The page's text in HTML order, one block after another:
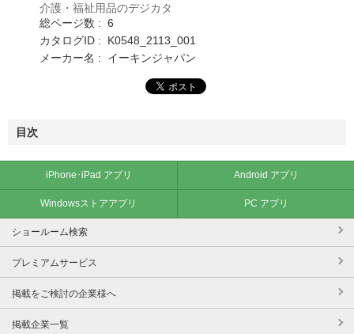
介護・福祉用品のデジカタ
総ページ数 : 6
カタログID : K0548_2113_001
メーカー名 : イーキンジャパン
目次
iPhone･iPad アプリ Android アプリ
Windowsストアアプリ PC アプリ
ショールーム検索
プレミアムサービス
掲載をご検討の企業様へ
掲載企業一覧